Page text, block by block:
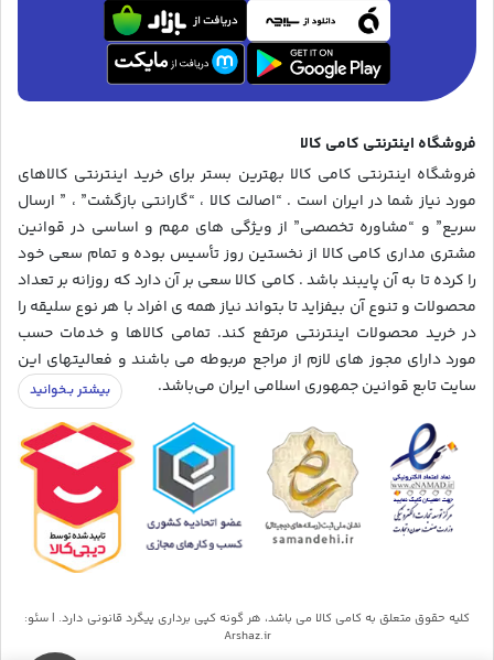
فروشگاه اینترنتی کامی کالا
فروشگاه اینترنتی کامی کالا بهترین بستر برای خرید اینترنتی کالاهای
مورد نیاز شما در ایران است . “اصالت کالا ، “گارانتی بازگشت” ، ” ارسال
سریع” و “مشاوره تخصصی” از ویژگی های مهم و اساسی در قوانین
مشتری مداری کامی کالا از نخستین روز تأسیس بوده و تمام سعی خود
را کرده تا به آن پایبند باشد . کامی کالا سعی بر آن دارد که روزانه بر تعداد
محصولات و تنوع آن بیفزاید تا بتواند نیاز همه ی افراد با هر نوع سلیقه را
در خرید محصولات اینترنتی مرتفع کند. تمامی کالاها و خدمات حسب
مورد دارای مجوز های لازم از مراجع مربوطه می باشند و فعالیتهای این
سایت تابع قوانین جمهوری اسلامی ایران می‌باشد.
کلیه حقوق متعلق به کامی کالا می باشد، هر گونه کپی برداری پیگرد قانونی دارد. | سئو:
Arshaz.ir